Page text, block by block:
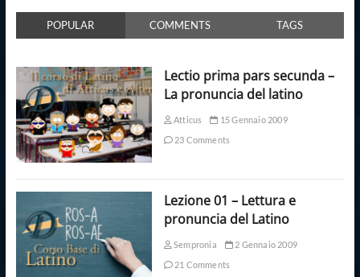
POPULAR COMMENTS TAGS
Lectio prima pars secunda –
La pronuncia del latino
Atticus
15 Gennaio 2009
23 Comments
Lezione 01 – Lettura e
pronuncia del Latino
Sempronia
2 Gennaio 2009
21 Comments